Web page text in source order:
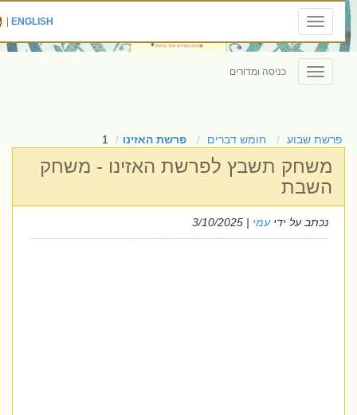
Toggle
navigation
ENGLISH
|
Toggle
navigation
כניסה ומדורים
פרשת שבוע חומש דברים פרשת האזינו 1
משחק תשבץ לפרשת האזינו - משחק
השבת
נכתב על ידיעמי| 3/10/2025